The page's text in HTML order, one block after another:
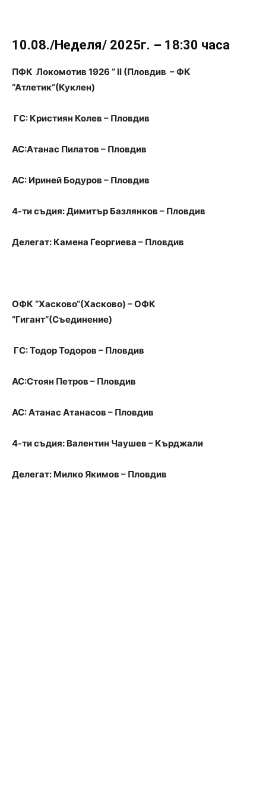
10.08./Неделя/ 2025г. – 18:30 часа
ПФК Локомотив 1926 “ II (Пловдив – ФК
“Атлетик“(Куклен)
ГС: Кристиян Колев – Пловдив
АС:Атанас Пилатов – Пловдив
АС: Ириней Бодуров – Пловдив
4-ти съдия: Димитър Базлянков – Пловдив
Делегат: Камена Георгиева – Пловдив
ОФК “Хасково“(Хасково) – ОФК
“Гигант“(Съединение)
ГС: Тодор Тодоров – Пловдив
АС:Стоян Петров – Пловдив
АС: Атанас Атанасов – Пловдив
4-ти съдия: Валентин Чаушев – Кърджали
Делегат: Милко Якимов – Пловдив